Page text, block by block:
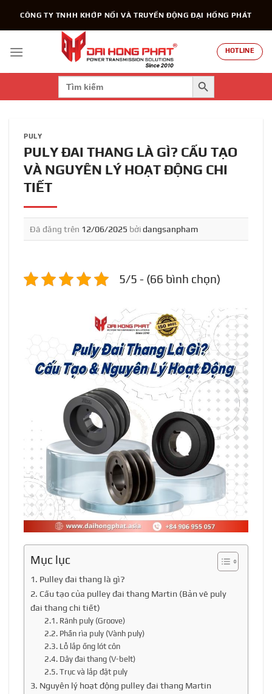
dung
CÔNG TY TNHH KHỚP NỐI VÀ TRUYỀN ĐỘNG ĐẠI HỒNG PHÁT
HOTLINE
Search
for:
SEARCH BUTTON
PULY
PULY ĐAI THANG LÀ GÌ? CẤU TẠO
VÀ NGUYÊN LÝ HOẠT ĐỘNG CHI
TIẾT
Đã đăng trên 12/06/2025 bởidangsanpham
5/5 - (66 bình chọn)
Mục lục
1. Pulley đai thang là gì?
2. Cấu tạo của pulley đai thang Martin (Bản vẽ puly
đai thang chi tiết)
2.1. Rãnh puly (Groove)
2.2. Phần rìa puly (Vành puly)
2.3. Lỗ lắp ống lót côn
2.4. Dây đai thang (V-belt)
2.5. Trục và lắp đặt puly
3. Nguyên lý hoạt động pulley đai thang Martin